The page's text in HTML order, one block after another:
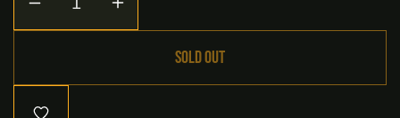
Decrease
quantity
3X3:
Increase
quantity
SOLD OUT